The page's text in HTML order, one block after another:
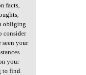
facts,
obliging
consider
seen your
your
to find.